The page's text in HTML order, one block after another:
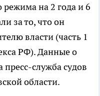
на 2 года и 6
за то, что он
власти (часть 1
РФ). Данные о
служба судов
области.